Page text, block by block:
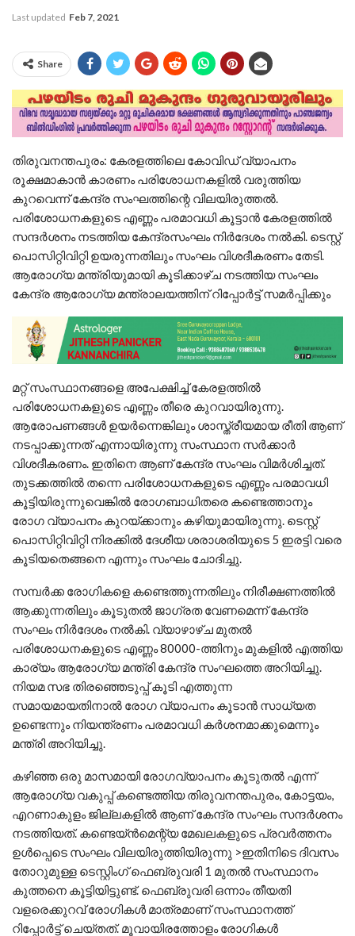
Last updated Feb 7, 2021
Share
തിരുവനന്തപുരം: കേരളത്തിലെ കോവിഡ് വ്യാപനം
രൂക്ഷമാകാൻ കാരണം പരിശോധനകളിൽ വരുത്തിയ
കുറവെന്ന് കേന്ദ്ര സംഘത്തിന്റെ വിലയിരുത്തൽ.
പരിശോധനകളുടെ എണ്ണം പരമാവധി കൂട്ടാൻ കേരളത്തിൽ
സന്ദർശനം നടത്തിയ കേന്ദ്രസംഘം നിർദേശം നൽകി. ടെസ്റ്റ്
പൊസിറ്റിവിറ്റി ഉയരുന്നതിലും സംഘം വിശദീകരണം തേടി.
ആരോഗ്യ മന്ത്രിയുമായി കൂടിക്കാഴ്ച നടത്തിയ സംഘം
കേന്ദ്ര ആരോഗ്യ മന്ത്രാലയത്തിന് റിപ്പോർട്ട് സമർപ്പിക്കും
മറ്റ് സംസ്ഥാനങ്ങളെ അപേക്ഷിച്ച് കേരളത്തിൽ
പരിശോധനകളുടെ എണ്ണം തീരെ കുറവായിരുന്നു.
ആരോപണങ്ങൾ ഉയർന്നെങ്കിലും ശാസ്ത്രീയമായ രീതി ആണ്
നടപ്പാക്കുന്നത് എന്നായിരുന്നു സംസ്ഥാന സർക്കാർ
വിശദീകരണം. ഇതിനെ ആണ് കേന്ദ്ര സംഘം വിമർശിച്ചത്.
തുടക്കത്തിൽ തന്നെ പരിശോധനകളുടെ എണ്ണം പരമാവധി
കൂട്ടിയിരുന്നുവെങ്കിൽ രോഗബാധിതരെ കണ്ടെത്താനും
രോഗ വ്യാപനം കുറയ്ക്കാനും കഴിയുമായിരുന്നു. ടെസ്റ്റ്
പൊസിറ്റിവിറ്റി നിരക്കിൽ ദേശീയ ശരാശരിയുടെ 5 ഇരട്ടി വരെ
കൂടിയതെങ്ങനെ എന്നും സംഘം ചോദിച്ചു.
സമ്പർക്ക രോഗികളെ കണ്ടെത്തുന്നതിലും നിരീക്ഷണത്തിൽ
ആക്കുന്നതിലും കൂടുതൽ ജാഗ്രത വേണമെന്ന് ‌കേന്ദ്ര
സംഘം നിർദേശം നൽകി. വ്യാഴാഴ്ച മുതൽ
പരിശോധനകളുടെ എണ്ണം 80000-ത്തിനും മുകളിൽ എത്തിയ
കാര്യം ആരോഗ്യ മന്ത്രി കേന്ദ്ര സംഘത്തെ അറിയിച്ചു.
നിയമ സഭ തിരഞ്ഞെടുപ്പ് കൂടി എത്തുന്ന
സമായമായതിനാൽ രോഗ വ്യാപനം കൂടാൻ സാധ്യത
ഉണ്ടെന്നും നിയന്ത്രണം പരമാവധി കർശനമാക്കുമെന്നും
മന്ത്രി അറിയിച്ചു.
കഴിഞ്ഞ ഒരു മാസമായി രോഗവ്യാപനം കൂടുതൽ എന്ന്
ആരോഗ്യ വകുപ്പ് കണ്ടെത്തിയ തിരുവനന്തപുരം, കോട്ടയം,
എറണാകുളം ജില്ലകളിൽ ആണ് കേന്ദ്ര സംഘം സന്ദർശനം
നടത്തിയത്. കണ്ടെയ്ൻമെന്റ്യ മേഖലകളുടെ പ്രവർത്തനം
ഉൾപ്പെടെ സംഘം വിലയിരുത്തിയിരുന്നു >ഇതിനിടെ ദിവസം
തോറുമുള്ള ടെസ്റ്റിംഗ് ഫെബ്രുവരി 1 മുതൽ സംസ്ഥാനം
കുത്തനെ കൂട്ടിയിട്ടുണ്ട്. ഫെബ്രുവരി ഒന്നാം തീയതി
വളരെക്കുറവ് രോഗികൾ മാത്രമാണ് സംസ്ഥാനത്ത്
റിപ്പോർട്ട് ചെയ്തത്. മൂവായിരത്തോളം രോഗികൾ